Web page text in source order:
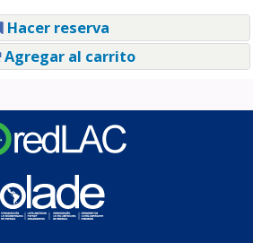
Hacer reserva
Agregar al carrito